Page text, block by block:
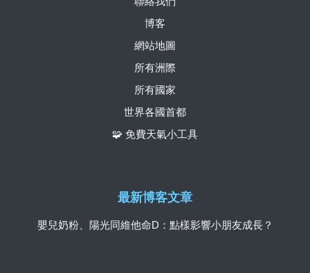
博客
網站地圖
所有洲際
所有國家
世界各國首都
🧩 免費天氣小工具
最新博客文章
嬰兒奶粉、陽光同維他命D：點樣影響小朋友成長？